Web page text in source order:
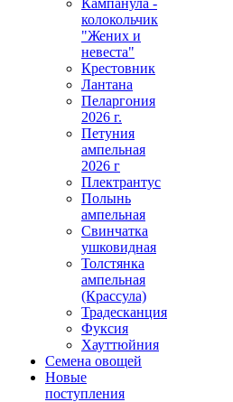
Кампанула -
колокольчик
"Жених и
невеста"
Крестовник
Лантана
Пеларгония
2026 г.
Петуния
ампельная
2026 г
Плектрантус
Полынь
ампельная
Свинчатка
ушковидная
Толстянка
ампельная
(Крассула)
Традесканция
Фуксия
Хауттюйния
Семена овощей
Новые
поступления